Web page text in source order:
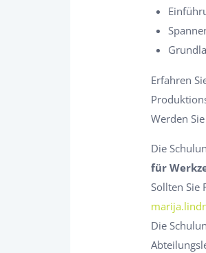
Erfahren
Werden
Die
für
Sollten Sie
Die